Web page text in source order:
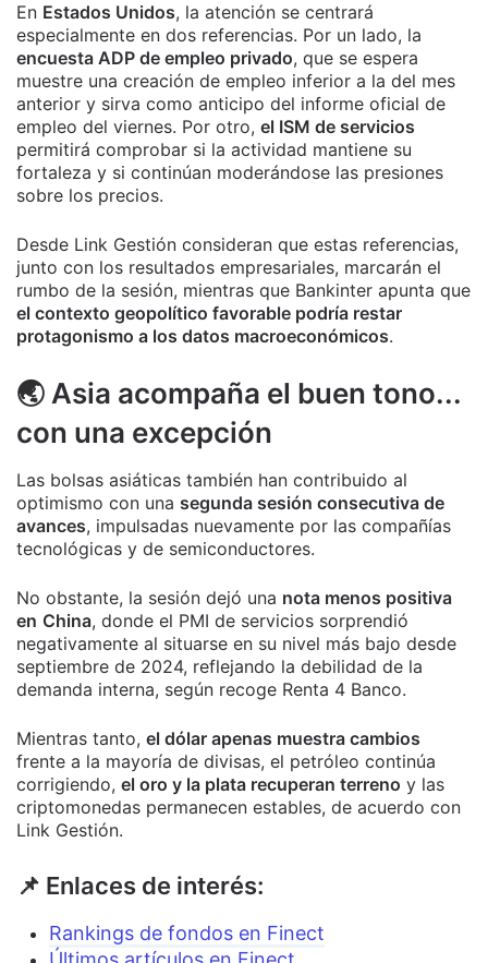
En Estados Unidos, la atención se centrará
especialmente en dos referencias. Por un lado, la
encuesta ADP de empleo privado, que se espera
muestre una creación de empleo inferior a la del mes
anterior y sirva como anticipo del informe oficial de
empleo del viernes. Por otro, el ISM de servicios
permitirá comprobar si la actividad mantiene su
fortaleza y si continúan moderándose las presiones
sobre los precios.
Desde Link Gestión consideran que estas referencias,
junto con los resultados empresariales, marcarán el
rumbo de la sesión, mientras que Bankinter apunta que
el contexto geopolítico favorable podría restar
protagonismo a los datos macroeconómicos.
🌏 Asia acompaña el buen tono...
con una excepción
Las bolsas asiáticas también han contribuido al
optimismo con una segunda sesión consecutiva de
avances, impulsadas nuevamente por las compañías
tecnológicas y de semiconductores.
No obstante, la sesión dejó una nota menos positiva
en China, donde el PMI de servicios sorprendió
negativamente al situarse en su nivel más bajo desde
septiembre de 2024, reflejando la debilidad de la
demanda interna, según recoge Renta 4 Banco.
Mientras tanto, el dólar apenas muestra cambios
frente a la mayoría de divisas, el petróleo continúa
corrigiendo, el oro y la plata recuperan terreno y las
criptomonedas permanecen estables, de acuerdo con
Link Gestión.
📌 Enlaces de interés:
Rankings de fondos en Finect